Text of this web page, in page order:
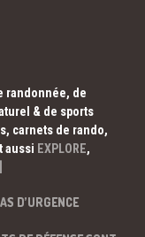
randonnée, de
& de sports
carnets de rando,
aussi EXPLORE,
D’URGENCE